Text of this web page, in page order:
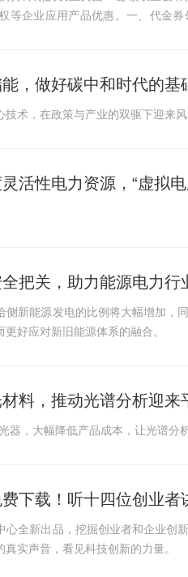
等企业应用产品优惠。一、代金
，做好碳中和时代的基
术，在政策与产业的双驱下迎来风
活性电力资源，“虚拟
把关，助力能源电力行
侧新能源发电的比例将大幅增加，
好应对新旧能源体系的融合。
料，推动光谱分析迎来
器，大幅降低产品成本，让光谱分
费下载！听十四位创业
心全新出品，挖掘创业者和企业
实声音，看见科技创新的力量。